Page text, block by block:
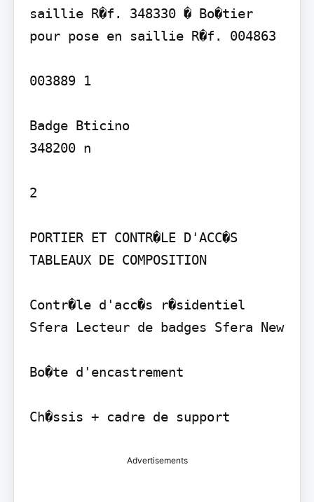
saillie R�f. 348330 � Bo�tier
pour pose en saillie R�f. 004863
003889 1
Badge Bticino
348200 n
2
PORTIER ET CONTR�LE D'ACC�S
TABLEAUX DE COMPOSITION
Contr�le d'acc�s r�sidentiel
Sfera Lecteur de badges Sfera New
Bo�te d'encastrement
Ch�ssis + cadre de support
Advertisements